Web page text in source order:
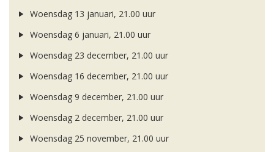
Woensdag 13 januari, 21.00 uur
Woensdag 6 januari, 21.00 uur
Woensdag 23 december, 21.00 uur
Woensdag 16 december, 21.00 uur
Woensdag 9 december, 21.00 uur
Woensdag 2 december, 21.00 uur
Woensdag 25 november, 21.00 uur